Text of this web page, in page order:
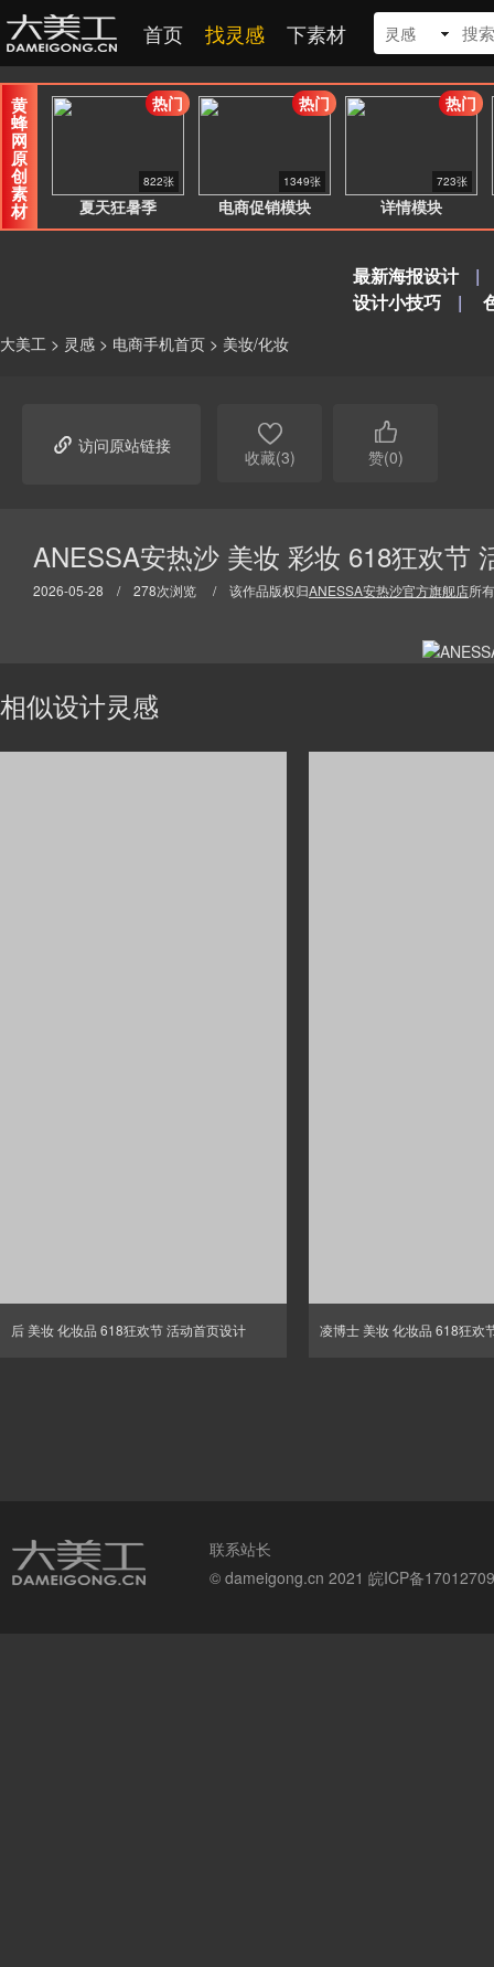
首页 找灵感 下素材 灵感
黄
蜂
网
原
创
素
材 夏天狂暑季
822张
热门
电商促销模块
1349张
热门
详情模块
723张
热门
最新海报设计
|
设计小技巧
|
大美工 > 灵感 > 电商手机首页 > 美妆/化妆
 访问原站链接 
收藏(3)

赞(0)
ANESSA安热沙 美妆 彩妆 618狂欢节
2026-05-28 / 278次浏览 / 该作品版权归ANESSA安热沙官方旗舰店所
相似设计灵感
后 美妆 化妆品 618狂欢节 活动首页设计 凌博士 美妆 化妆品 618狂欢
联系站长
© dameigong.cn 2021 皖ICP备